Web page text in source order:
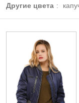
Другие цвета :